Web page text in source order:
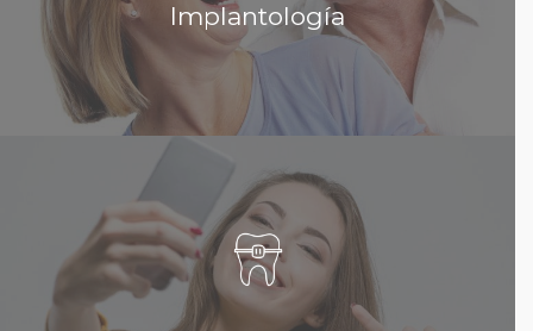
Implantología
Leer más...
Ortodoncia
La ortodoncia es la parte de la odontología que se
ocupa de corregir los defectos y las irregularidades
de posición...